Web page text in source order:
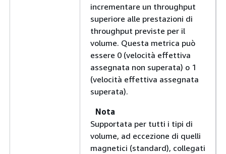
incrementare un throughput
superiore alle prestazioni di
throughput previste per il
volume. Questa metrica può
essere 0 (velocità effettiva
assegnata non superata) o 1
(velocità effettiva assegnata
superata).
Nota
Supportata per tutti i tipi di
volume, ad eccezione di quelli
magnetici (standard), collegati